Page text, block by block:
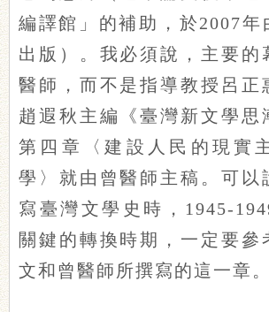
編譯館」的補助，於2007年
出版）。我必須說，主要的
醫師，而不是指導教授呂正
趙遐秋主編《臺灣新文學思
第四章〈建設人民的現實
學〉就由曾醫師主稿。可以
寫臺灣文學史時，1945-
關鍵的轉換時期，一定要參
文和曾醫師所撰寫的這一章。